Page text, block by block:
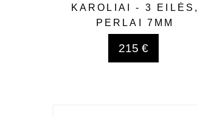
KAROLIAI - 3 EILĖS,
PERLAI 7MM
215 €